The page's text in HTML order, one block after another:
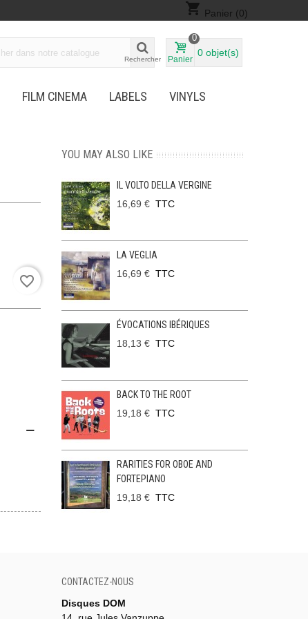
shopping_cart Panier (0)
Rechercher Panier
0
0 objet(s)
FILM CINEMA LABELS
VINYLS
favorite_border
YOU MAY ALSO LIKE
IL VOLTO DELLA VERGINE
16,69 € TTC
LA VEGLIA
16,69 € TTC
ÉVOCATIONS IBÉRIQUES
18,13 € TTC
BACK TO THE ROOT
19,18 € TTC
RARITIES FOR OBOE AND
FORTEPIANO
19,18 € TTC
CONTACTEZ-NOUS
Disques DOM